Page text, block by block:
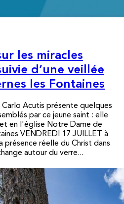
les miracles
d’une veillée
les Fontaines
Acutis présente quelques
par ce jeune saint : elle
en l'église Notre Dame de
VENDREDI 17 JUILLET à
présence réelle du Christ dans
autour du verre...